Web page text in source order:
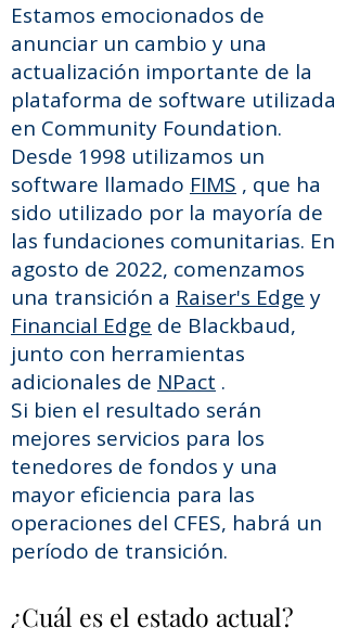
Estamos emocionados de
anunciar un cambio y una
actualización importante de la
plataforma de software utilizada
en Community Foundation.
Desde 1998 utilizamos un
software llamado FIMS , que ha
sido utilizado por la mayoría de
las fundaciones comunitarias. En
agosto de 2022, comenzamos
una transición a Raiser's Edge y
Financial Edge de Blackbaud,
junto con herramientas
adicionales de NPact .
Si bien el resultado serán
mejores servicios para los
tenedores de fondos y una
mayor eficiencia para las
operaciones del CFES, habrá un
período de transición.
¿Cuál es el estado actual?